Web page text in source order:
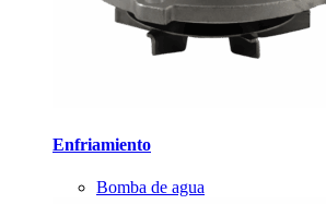
Enfriamiento
Bomba de agua